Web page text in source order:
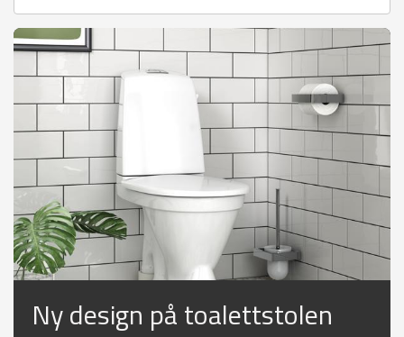
Ny design på toalettstolen